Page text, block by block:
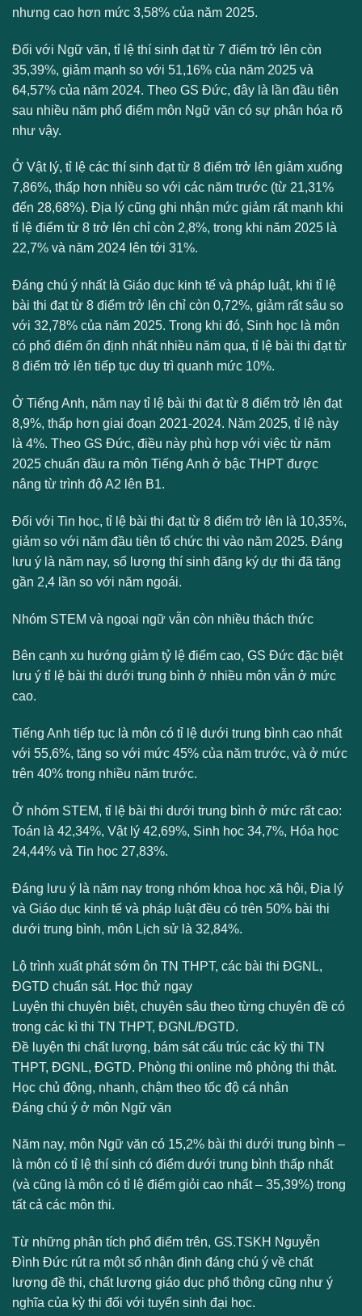
nhưng cao hơn mức 3,58% của năm 2025.
Đối với Ngữ văn, tỉ lệ thí sinh đạt từ 7 điểm trở lên còn
35,39%, giảm mạnh so với 51,16% của năm 2025 và
64,57% của năm 2024. Theo GS Đức, đây là lần đầu tiên
sau nhiều năm phổ điểm môn Ngữ văn có sự phân hóa rõ
như vậy.
Ở Vật lý, tỉ lệ các thí sinh đạt từ 8 điểm trở lên giảm xuống
7,86%, thấp hơn nhiều so với các năm trước (từ 21,31%
đến 28,68%). Địa lý cũng ghi nhận mức giảm rất mạnh khi
tỉ lệ điểm từ 8 trở lên chỉ còn 2,8%, trong khi năm 2025 là
22,7% và năm 2024 lên tới 31%.
Đáng chú ý nhất là Giáo dục kinh tế và pháp luật, khi tỉ lệ
bài thi đạt từ 8 điểm trở lên chỉ còn 0,72%, giảm rất sâu so
với 32,78% của năm 2025. Trong khi đó, Sinh học là môn
có phổ điểm ổn định nhất nhiều năm qua, tỉ lệ bài thi đạt từ
8 điểm trở lên tiếp tục duy trì quanh mức 10%.
Ở Tiếng Anh, năm nay tỉ lệ bài thi đạt từ 8 điểm trở lên đạt
8,9%, thấp hơn giai đoạn 2021-2024. Năm 2025, tỉ lệ này
là 4%. Theo GS Đức, điều này phù hợp với việc từ năm
2025 chuẩn đầu ra môn Tiếng Anh ở bậc THPT được
nâng từ trình độ A2 lên B1.
Đối với Tin học, tỉ lệ bài thi đạt từ 8 điểm trở lên là 10,35%,
giảm so với năm đầu tiên tổ chức thi vào năm 2025. Đáng
lưu ý là năm nay, số lượng thí sinh đăng ký dự thi đã tăng
gần 2,4 lần so với năm ngoái.
Nhóm STEM và ngoại ngữ vẫn còn nhiều thách thức
Bên cạnh xu hướng giảm tỷ lệ điểm cao, GS Đức đặc biệt
lưu ý tỉ lệ bài thi dưới trung bình ở nhiều môn vẫn ở mức
cao.
Tiếng Anh tiếp tục là môn có tỉ lệ dưới trung bình cao nhất
với 55,6%, tăng so với mức 45% của năm trước, và ở mức
trên 40% trong nhiều năm trước.
Ở nhóm STEM, tỉ lệ bài thi dưới trung bình ở mức rất cao:
Toán là 42,34%, Vật lý 42,69%, Sinh học 34,7%, Hóa học
24,44% và Tin học 27,83%.
Đáng lưu ý là năm nay trong nhóm khoa học xã hội, Địa lý
và Giáo dục kinh tế và pháp luật đều có trên 50% bài thi
dưới trung bình, môn Lịch sử là 32,84%.
Lộ trình xuất phát sớm ôn TN THPT, các bài thi ĐGNL,
ĐGTD chuẩn sát. Học thử ngay
Luyện thi chuyên biệt, chuyên sâu theo từng chuyên đề có
trong các kì thi TN THPT, ĐGNL/ĐGTD.
Đề luyện thi chất lượng, bám sát cấu trúc các kỳ thi TN
THPT, ĐGNL, ĐGTD. Phòng thi online mô phỏng thi thật.
Học chủ động, nhanh, chậm theo tốc độ cá nhân
Đáng chú ý ở môn Ngữ văn
Năm nay, môn Ngữ văn có 15,2% bài thi dưới trung bình –
là môn có tỉ lệ thí sinh có điểm dưới trung bình thấp nhất
(và cũng là môn có tỉ lệ điểm giỏi cao nhất – 35,39%) trong
tất cả các môn thi.
Từ những phân tích phổ điểm trên, GS.TSKH Nguyễn
Đình Đức rút ra một số nhận định đáng chú ý về chất
lượng đề thi, chất lượng giáo dục phổ thông cũng như ý
nghĩa của kỳ thi đối với tuyển sinh đại học.